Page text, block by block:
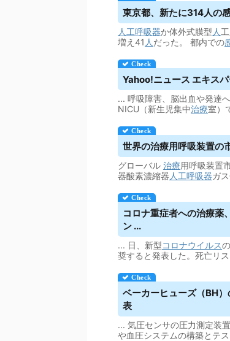
東京都、新たに314人の
人工呼吸器か体外式膜型 人
増え41 人 だった。 都内での
Yahoo!ニュース エキス
... 呼吸障害、脳出血や発達へ
NICU（新生児集中治療室）
世界の治療用呼吸装置の
グローバル 治療用呼吸装置
器酸素濃縮器 人工呼吸器ガ
コロナ重症者への治療薬
ン ...
... 日、新型コロナウイルス
奨すると発表した。死亡リ
ベーカーヒューズ（BH
表
... 気圧センサの圧力測定装
や血圧システムの構築とテ